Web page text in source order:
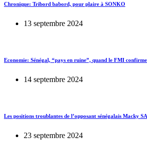
Chronique: Tribord babord, pour plaire à SONKO
13 septembre 2024
Economie: Sénégal, “pays en ruine”, quand le FMI
14 septembre 2024
Les positions troublantes de l’opposant sénégalais Macky
23 septembre 2024